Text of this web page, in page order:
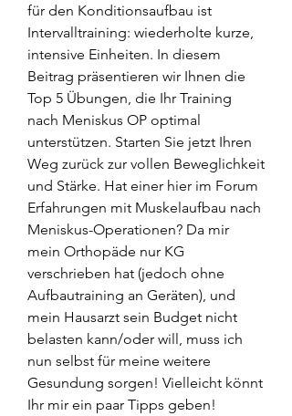
für den Konditionsaufbau ist
Intervalltraining: wiederholte kurze,
intensive Einheiten. In diesem
Beitrag präsentieren wir Ihnen die
Top 5 Übungen, die Ihr Training
nach Meniskus OP optimal
unterstützen. Starten Sie jetzt Ihren
Weg zurück zur vollen Beweglichkeit
und Stärke. Hat einer hier im Forum
Erfahrungen mit Muskelaufbau nach
Meniskus-Operationen? Da mir
mein Orthopäde nur KG
verschrieben hat (jedoch ohne
Aufbautraining an Geräten), und
mein Hausarzt sein Budget nicht
belasten kann/oder will, muss ich
nun selbst für meine weitere
Gesundung sorgen! Vielleicht könnt
Ihr mir ein paar Tipps geben!